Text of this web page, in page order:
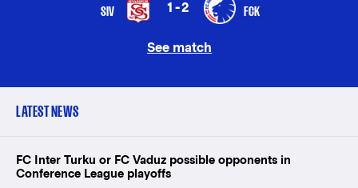
SIV 1-2 FCK
See match
LATEST NEWS
FC Inter Turku or FC Vaduz possible opponents in
Conference League playoffs